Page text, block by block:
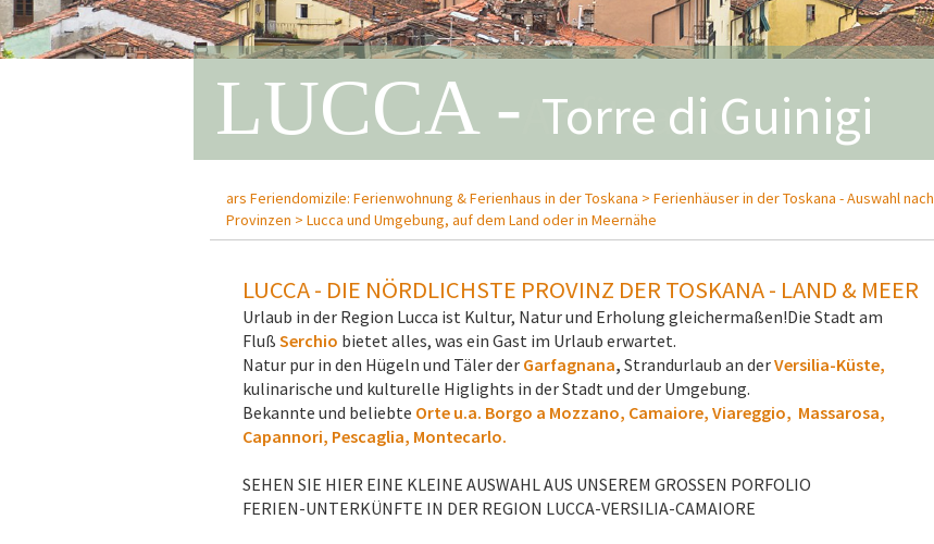
LUCCA - Anfiteatro
ars Feriendomizile: Ferienwohnung & Ferienhaus in der Toskana > Ferienhäuser in der Toskana - Auswahl nach
Provinzen > Lucca und Umgebung, auf dem Land oder in Meernähe
LUCCA - DIE NÖRDLICHSTE PROVINZ DER TOSKANA - LAND & MEER
Urlaub in der Region Lucca ist Kultur, Natur und Erholung gleichermaßen!Die Stadt am
Fluß Serchio bietet alles, was ein Gast im Urlaub erwartet.
Natur pur in den Hügeln und Täler der Garfagnana, Strandurlaub an derVersilia-Küste,
kulinarische und kulturelle Higlights in der Stadt und der Umgebung.
Bekannte und beliebte Orte u.a. Borgo a Mozzano, Camaiore, Viareggio, Massarosa,
Capannori, Pescaglia, Montecarlo.
SEHEN SIE HIER EINE KLEINE AUSWAHL AUS UNSEREM GROSSEN PORFOLIO
FERIEN-UNTERKÜNFTE IN DER REGION LUCCA-VERSILIA-CAMAIORE